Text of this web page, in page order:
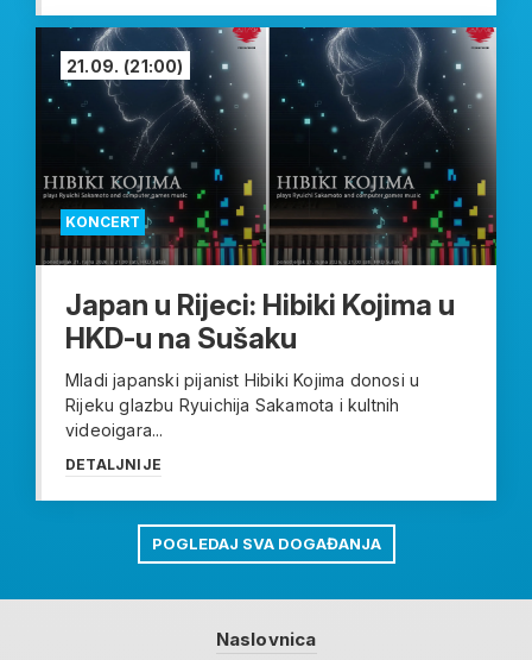
KONCERT
21.09. (21:00)
Japan u Rijeci: Hibiki Kojima u
HKD-u na Sušaku
Mladi japanski pijanist Hibiki Kojima donosi u
Rijeku glazbu Ryuichija Sakamota i kultnih
videoigara...
DETALJNIJE
POGLEDAJ SVA DOGAĐANJA
Naslovnica